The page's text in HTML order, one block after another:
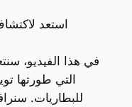
استعد
في هذا الفيديو،
التي طورتها
للبطاريات.